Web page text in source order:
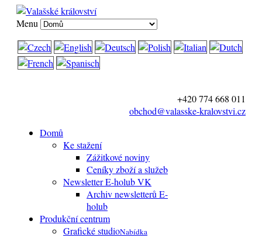
Menu
+420 774 668 011
obchod@valasske-kralovstvi.cz
Domů
Ke stažení
Zážitkové noviny
Ceníky zboží a služeb
Newsletter E-holub VK
Archiv newsletterů E-
holub
Produkční centrum
Grafické studioNabídka